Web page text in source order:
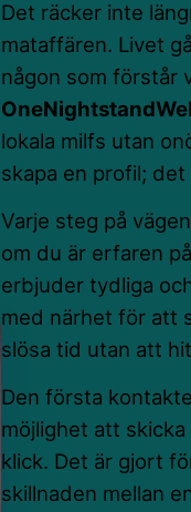
Det räcker inte
mataffären. Livet
någon som förstår
lokala milfs utan
skapa en profil;
Varje steg på
om du är erfaren
erbjuder tydliga
med närhet för att
slösa tid utan att
Den första
möjlighet att
klick. Det är gjort
skillnaden mellan